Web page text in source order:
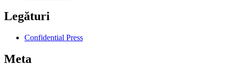
Legături
Confidential Press
Meta